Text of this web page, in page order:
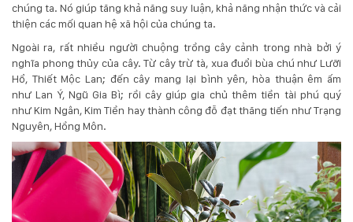
TRỒNG
CÂY
HÌNH
ẢNH
LIÊN
HỆ
chúng ta. Nó giúp tăng khả năng suy luận, khả năng nhận thức và cải
thiện các mối quan hệ xã hội của chúng ta.
Ngoài ra, rất nhiều người chuộng trồng cây cảnh trong nhà bởi ý
nghĩa phong thủy của cây. Từ cây trừ tà, xua đuổi bùa chú như Lưỡi
Hổ, Thiết Mộc Lan; đến cây mang lại bình yên, hòa thuận êm ấm
nhưLan Ý, Ngũ Gia Bì; rồi cây giúp gia chủ thêm tiền tài phú quý
nhưKim Ngân,Kim Tiền hay thành công đỗ đạt thăng tiến nhưTrạng
Nguyên,Hồng Môn.